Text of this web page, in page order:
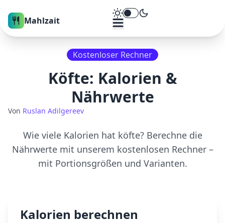
Mahlzait Theme umschalten
Kostenloser Rechner
Köfte: Kalorien &
Nährwerte
Von Ruslan Adilgereev
Wie viele Kalorien hat köfte? Berechne die
Nährwerte mit unserem kostenlosen Rechner –
mit Portionsgrößen und Varianten.
Kalorien berechnen